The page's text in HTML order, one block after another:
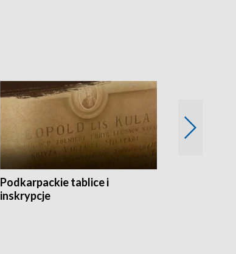
Podkarpackie tablice i
inskrypcje